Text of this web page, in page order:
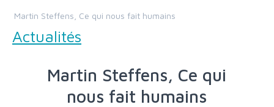
Martin Steffens, Ce qui nous fait humains
Actualités
Martin Steffens, Ce qui
nous fait humains